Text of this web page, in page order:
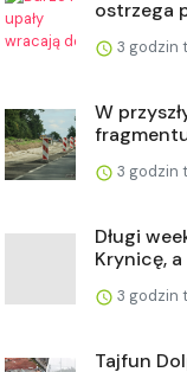
ostrzega
3 godzin
W
3 godzin
Długi
Krynicę, a
3 godzin
Tajfun